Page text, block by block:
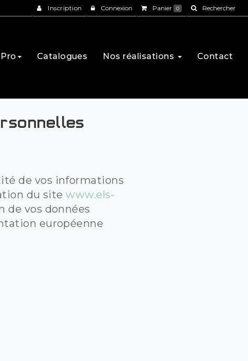
Catalogues Nos réalisations Contact
de vos informations
du sitewww.els-
de vos données
européenne
Inscription Connexion Panier 0 Rechercher